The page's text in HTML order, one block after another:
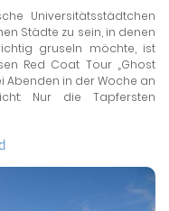
Universitätsstädtchen
Städte zu sein, in denen
gruseln möchte, ist
Red Coat Tour „Ghost
Abenden in der Woche an
Nur die Tapfersten